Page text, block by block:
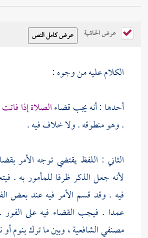
عرض الحاشية
الكلام عليه من وجوه :
أحدها : أنه يجب قضاءالصلاة إذا
. وهو منطوقه . ولا خلاف فيه .
الثاني : اللفظ يقتضي توجه الأمر
لأنه جعل الذكر ظرفا للمأمور به .
فيه . وقد قسم الأمر فيه عند بعض
عمدا . فيجب القضاء فيه على
مصنفي الشافعية ، وبين ما ترك بنوم